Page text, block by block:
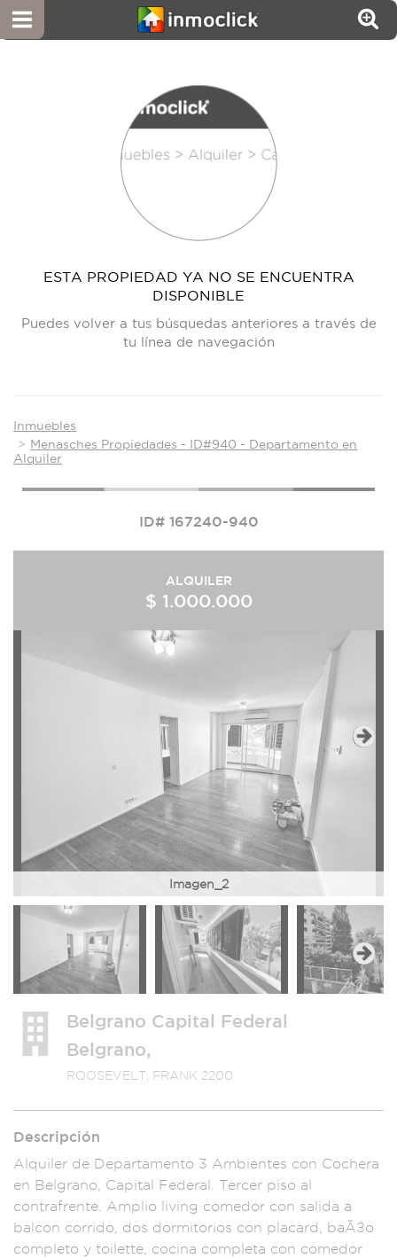
ESTA PROPIEDAD YA NO SE ENCUENTRA
DISPONIBLE
Puedes volver a tus búsquedas anteriores a través de
tu línea de navegación
Inmuebles
Menasches Propiedades - ID#940 - Departamento en
Alquiler
ID# 167240-940
ALQUILER
$ 1.000.000
Imagen_2
Next
Belgrano Capital Federal
Belgrano,
ROOSEVELT, FRANK 2200
Descripción
Alquiler de Departamento 3 Ambientes con Cochera
en Belgrano, Capital Federal . Tercer piso al
contrafrente. Amplio living comedor con salida a
balcon corrido, dos dormitorios con placard, baÃ±o
completo y toilette, cocina completa con comedor